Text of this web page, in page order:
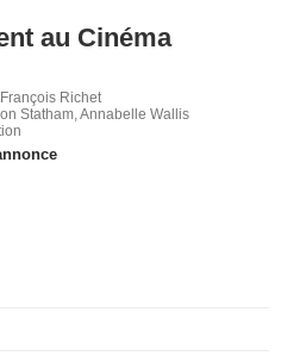
au Cinéma
Richet
Statham, Annabelle Wallis